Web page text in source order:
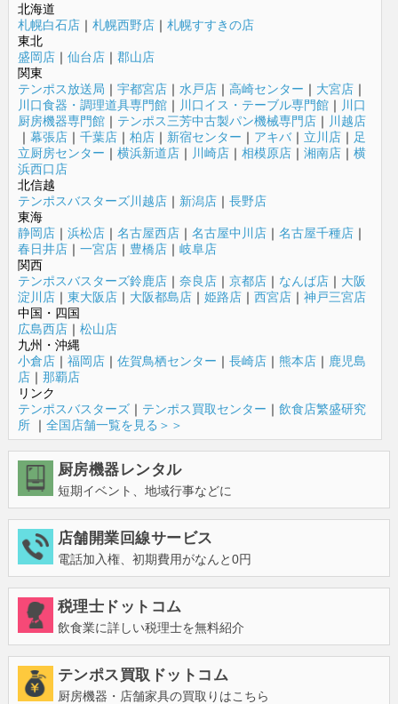
北海道
札幌白石店｜ 札幌西野店｜ 札幌すすきの店
東北
盛岡店｜ 仙台店｜ 郡山店
関東
テンポス放送局 ｜ 宇都宮店｜ 水戸店｜ 高崎センター ｜ 大宮店｜
川口食器・調理道具専門館｜ 川口イス・テーブル専門館｜ 川口
厨房機器専門館｜ テンポス三芳中古製パン機械専門店｜ 川越店
｜ 幕張店｜ 千葉店｜ 柏店｜ 新宿センター ｜ アキバ｜ 立川店｜ 足
立厨房センター ｜ 横浜新道店｜ 川崎店｜ 相模原店｜ 湘南店｜ 横
浜西口店
北信越
テンポスバスターズ川越店｜ 新潟店｜ 長野店
東海
静岡店｜ 浜松店｜ 名古屋西店｜ 名古屋中川店｜ 名古屋千種店｜
春日井店｜ 一宮店｜ 豊橋店｜ 岐阜店
関西
テンポスバスターズ鈴鹿店｜ 奈良店｜ 京都店｜ なんば店｜ 大阪
淀川店｜ 東大阪店｜ 大阪都島店｜ 姫路店｜ 西宮店｜ 神戸三宮店
中国・四国
広島西店｜ 松山店
九州・沖縄
小倉店｜ 福岡店｜ 佐賀鳥栖センター ｜ 長崎店｜ 熊本店｜ 鹿児島
店｜ 那覇店
リンク
テンポスバスターズ｜ テンポス買取センター ｜ 飲食店繁盛研究
所｜ 全国店舗一覧を見る＞＞
厨房機器レンタル
短期イベント、地域行事などに
店舗開業回線サービス
電話加入権、初期費用がなんと0円
税理士ドットコム
飲食業に詳しい税理士を無料紹介
テンポス買取ドットコム
厨房機器・店舗家具の買取りはこちら